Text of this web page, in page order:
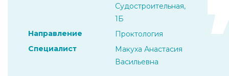
Судостроительная,
1Б
Направление
Проктология
Специалист
Макуха Анастасия
Васильевна